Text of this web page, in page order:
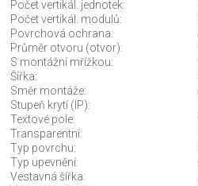
Počet vertikál. jednotek:
Počet vertikál. modulů:
Povrchová ochrana:
Průměr otvoru (otvor):
S montážní mřížkou:
Šířka:
Směr montáže:
Stupeň krytí (IP):
Textové pole:
Transparentní:
Typ povrchu:
Typ upevnění:
Vestavná šířka: